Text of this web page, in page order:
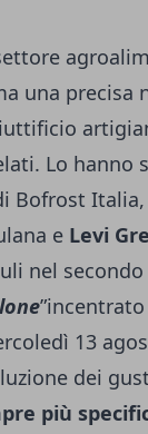
una precisa
Lo hanno
Bofrost Italia,
e Levi
nel
13
dei
più